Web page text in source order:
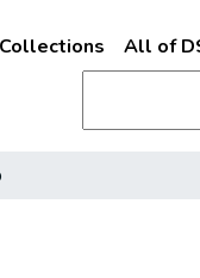
All of